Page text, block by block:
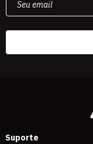
Suporte